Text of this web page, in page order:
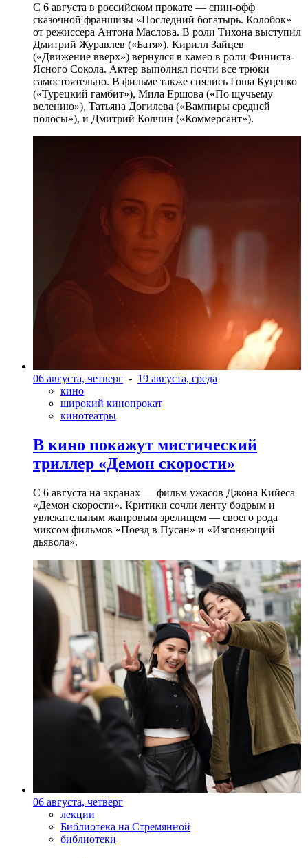
С 6 августа в российском прокате — спин-офф
сказочной франшизы «Последний богатырь. Колобок»
от режиссера Антона Маслова. В роли Тихона выступил
Дмитрий Журавлев («Батя»). Кирилл Зайцев
(«Движение вверх») вернулся в камео в роли Финиста-
Ясного Сокола. Актер выполнял почти все трюки
самостоятельно. В фильме также снялись Гоша Куценко
(«Турецкий гамбит»), Мила Ершова («По щучьему
велению»), Татьяна Догилева («Вампиры средней
полосы»), и Дмитрий Колчин («Коммерсант»).
06 августа, четверг - 19 августа, среда
кино
широкий кинопрокат
кинотеатры
В кино покажут мистический
триллер «Демон скорости»
С 6 августа на экранах — фильм ужасов Джона Кийеса
«Демон скорости». Критики сочли ленту бодрым и
увлекательным жанровым зрелищeм — своего рода
миксом фильмов «Поезд в Пусан» и «Изгоняющий
дьявола».
06 августа, четверг
лекции
Библиотека на Стремянной
библиотеки